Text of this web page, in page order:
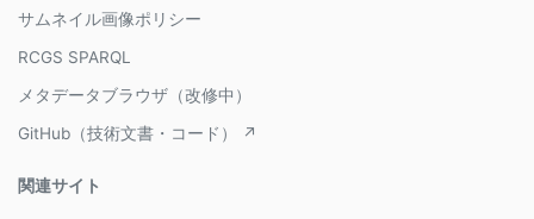
サムネイル画像ポリシー
RCGS SPARQL
メタデータブラウザ（改修中）
GitHub（技術文書・コード） ↗
関連サイト